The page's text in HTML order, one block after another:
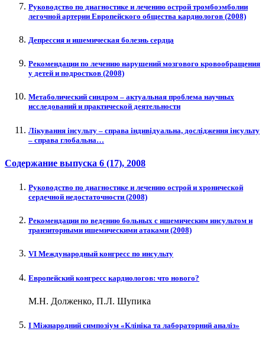
Руководство по диагностике и лечению острой тромбоэмболии
легочной артерии Европейского общества кардиологов (2008)
Депрессия и ишемическая болезнь сердца
Рекомендации по лечению нарушений мозгового кровообращения
у детей и подростков (2008)
Метаболический синдром – актуальная проблема научных
исследований и практической деятельности
Лікування інсульту – справа індивідуальна, дослідження інсульту
– справа глобальна…
Содержание выпуска 6 (17), 2008
Руководство по диагностике и лечению острой и хронической
сердечной недостаточности (2008)
Рекомендации по ведению больных с ишемическим инсультом и
транзиторными ишемическими атаками (2008)
VI Международный конгресс по инсульту
Европейский конгресс кардиологов: что нового?
М.Н. Долженко, П.Л. Шупика
І Міжнародний симпозіум «Клініка та лабораторний аналіз»